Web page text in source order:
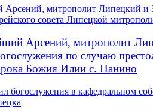
Арсений, митрополит Липецкий и
совета Липецкой
Арсений, митрополит
по случаю
Божия Илии с. Панино
богослужения в кафедральном